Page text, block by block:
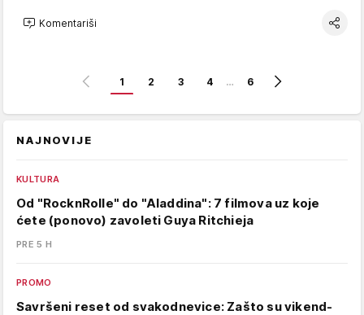
Komentariši
1 2 3 4 … 6
NAJNOVIJE
KULTURA
Od "RocknRolle" do "Aladdina": 7 filmova uz koje
ćete (ponovo) zavoleti Guya Ritchieja
PRE 5 H
PROMO
Savršeni reset od svakodnevice: Zašto su vikend-